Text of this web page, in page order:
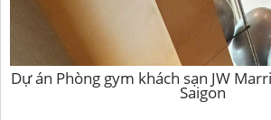
Dự án Phòng gym khách sạn JW
Saigon